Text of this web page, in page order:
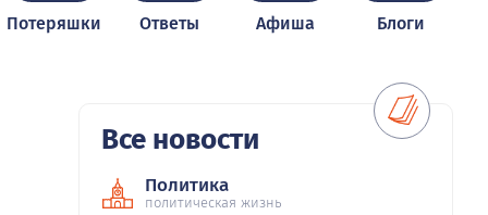
Потеряшки Ответы Афиша Блоги
Все новости
Политика
политическая жизнь